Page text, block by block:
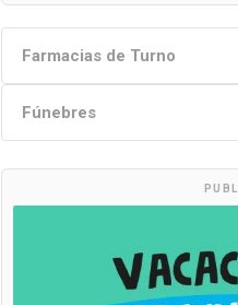
Farmacias de Turno
Fúnebres